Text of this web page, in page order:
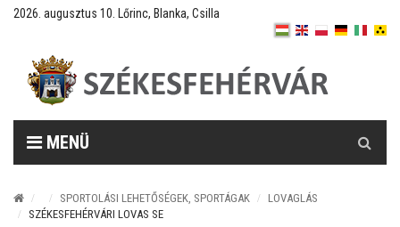
2026. augusztus 10. Lőrinc, Blanka, Csilla
MENÜ
SPORTOLÁSI LEHETŐSÉGEK, SPORTÁGAK
LOVAGLÁS
SZÉKESFEHÉRVÁRI LOVAS SE